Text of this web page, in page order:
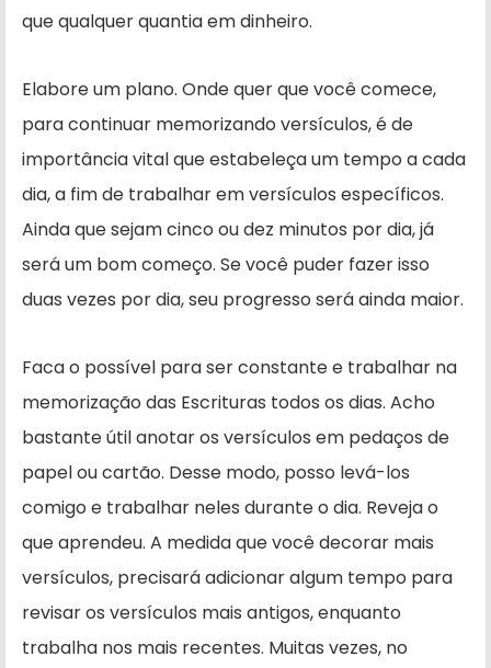
que qualquer quantia em dinheiro.
Elabore um plano. Onde quer que você comece,
para continuar memorizando versículos, é de
impor­tância vital que estabeleça um tempo a cada
dia, a fim de trabalhar em ver­sículos específicos.
Ainda que sejam cinco ou dez minutos por dia, já
será um bom começo. Se você puder fazer isso
duas vezes por dia, seu progresso será ainda maior.
Faca o possível para ser constante e trabalhar na
memorização das Es­crituras todos os dias. Acho
bastante útil anotar os versículos em pedaços de
papel ou cartão. Desse modo, pos­so levá-los
comigo e trabalhar neles durante o dia. Reveja o
que aprendeu. A medida que você decorar mais
versículos, precisará adicionar algum tempo para
revisar os versículos mais antigos, enquanto
trabalha nos mais recentes. Muitas vezes, no